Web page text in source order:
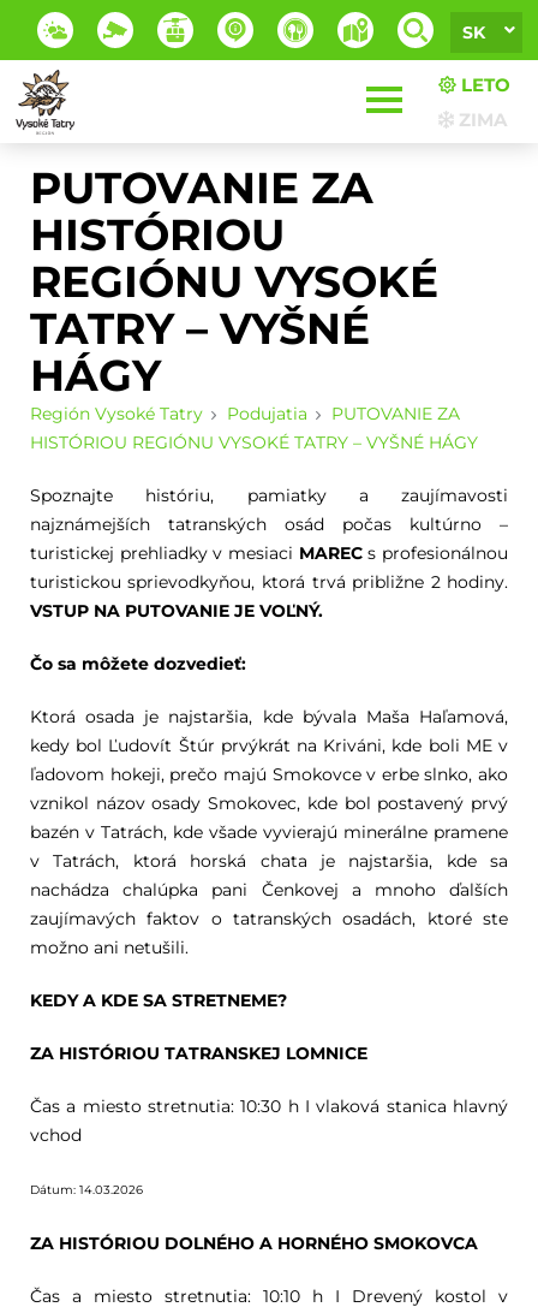
SK
LETO
ZIMA
PUTOVANIE ZA
HISTÓRIOU
REGIÓNU VYSOKÉ
TATRY – VYŠNÉ
HÁGY
Región Vysoké Tatry Podujatia
PUTOVANIE ZA
HISTÓRIOU REGIÓNU VYSOKÉ TATRY – VYŠNÉ HÁGY
Spoznajte históriu, pamiatky a zaujímavosti
najznámejších tatranských osád počas kultúrno –
turistickej prehliadky v mesiaci MARECs profesionálnou
turistickou sprievodkyňou, ktorá trvá približne 2 hodiny.
VSTUP NA PUTOVANIE JE VOĽNÝ.
Čo sa môžete dozvedieť:
Ktorá osada je najstaršia, kde bývala Maša Haľamová,
kedy bol Ľudovít Štúr prvýkrát na Kriváni, kde boli ME v
ľadovom hokeji, prečo majú Smokovce v erbe slnko, ako
vznikol názov osady Smokovec, kde bol postavený prvý
bazén v Tatrách, kde všade vyvierajú minerálne pramene
v Tatrách, ktorá horská chata je najstaršia, kde sa
nachádza chalúpka pani Čenkovej a mnoho ďalších
zaujímavých faktov o tatranských osadách, ktoré ste
možno ani netušili.
KEDY A KDE SA STRETNEME?
ZA HISTÓRIOU TATRANSKEJ LOMNICE
Čas a miesto stretnutia: 10:30 h I vlaková stanica hlavný
vchod
Dátum: 14.03.2026
ZA HISTÓRIOU DOLNÉHO A HORNÉHO SMOKOVCA
Čas a miesto stretnutia: 10:10 h I Drevený kostol v